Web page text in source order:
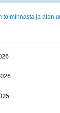
toiminnasta ja alan